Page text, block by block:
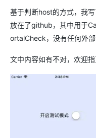
基于判断host的方式，我
放在了github，其中用于
ortalCheck，没有任何外
文中内容如有不对，欢迎